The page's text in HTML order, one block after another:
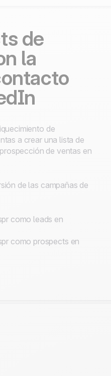
de
la
de
a crear una lista de
de ventas en
de las campañas de
como leads en
como prospects en